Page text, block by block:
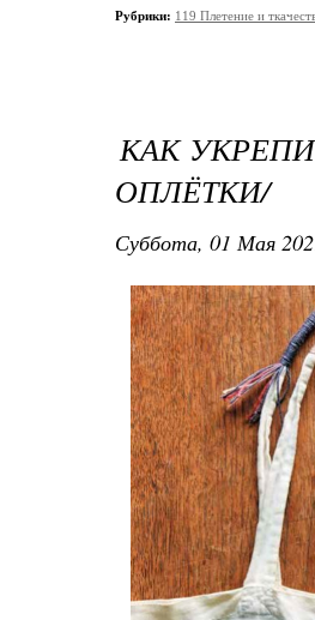
Рубрики: 119 Плетение и
КАК
ОПЛЁТКИ/
Суббота, 01 Мая